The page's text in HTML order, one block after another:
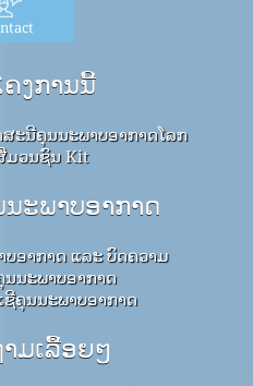
ງການນີ້
ະນີຄຸນນະພາບອາກາດໂລກ
ມວນ​ຊົນ Kit
ະພາບອາກາດ
ອາກາດ ແລະ ບົດຄວາມ
ນະພາບອາກາດ
ຊີຄຸນນະພາບອາກາດ
ມເລື້ອຍໆ